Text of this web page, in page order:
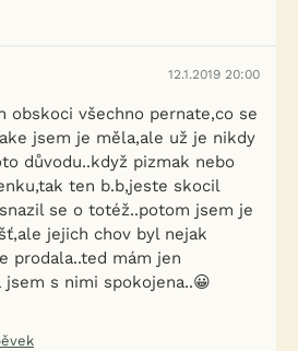
12.1.2019 20:00
obskoci všechno pernate,co se
jsem je měla,ale už je nikdy
důvodu..když pizmak nebo
ten b.b,jeste skocil
se o totéž..potom jsem je
jejich chov byl nejak
prodala..ted mám jen
jsem s nimi spokojena..😀